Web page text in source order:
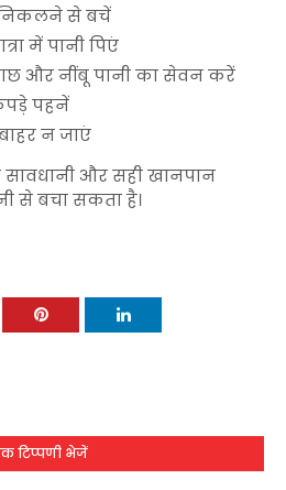
से बचें
में पानी पिएं
और नींबू पानी का सेवन करें
पहनें
न जाएं
सावधानी और सही खानपान
से बचा सकता है।
टिप्पणी भेजें